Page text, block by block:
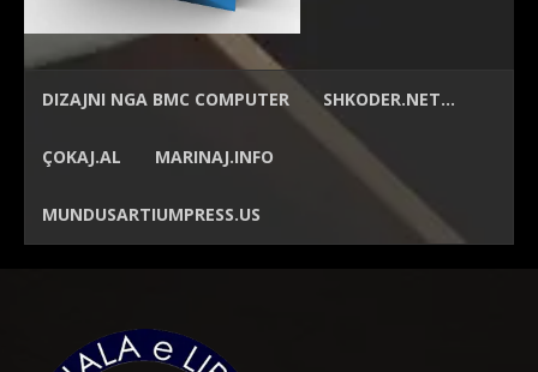
DIZAJNI NGA BMC COMPUTER SHKODER.NET…
ÇOKAJ.AL MARINAJ.INFO
MUNDUSARTIUMPRESS.US